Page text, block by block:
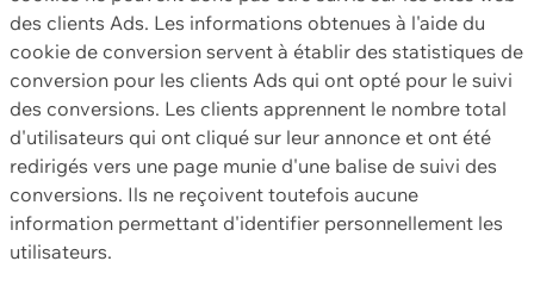
des clients Ads. Les informations obtenues à l'aide du
cookie de conversion servent à établir des statistiques de
conversion pour les clients Ads qui ont opté pour le suivi
des conversions. Les clients apprennent le nombre total
d'utilisateurs qui ont cliqué sur leur annonce et ont été
redirigés vers une page munie d'une balise de suivi des
conversions. Ils ne reçoivent toutefois aucune
information permettant d'identifier personnellement les
utilisateurs.